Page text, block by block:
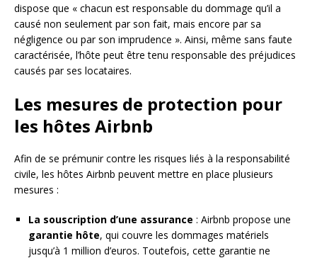
dispose que « chacun est responsable du dommage qu’il a
causé non seulement par son fait, mais encore par sa
négligence ou par son imprudence ». Ainsi, même sans faute
caractérisée, l’hôte peut être tenu responsable des préjudices
causés par ses locataires.
Les mesures de protection pour
les hôtes Airbnb
Afin de se prémunir contre les risques liés à la responsabilité
civile, les hôtes Airbnb peuvent mettre en place plusieurs
mesures :
La souscription d’une assurance : Airbnb propose une
garantie hôte, qui couvre les dommages matériels
jusqu’à 1 million d’euros. Toutefois, cette garantie ne